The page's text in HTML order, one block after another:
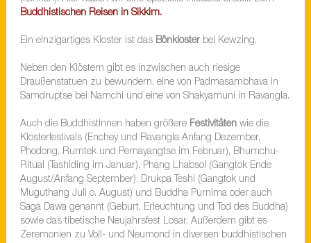
Buddhistischen Reisen in Sikkim.
Ein einzigartiges Kloster ist das Bönklosterbei Kewzing.
Neben den Klöstern gibt es inzwischen auch riesige
Draußenstatuen zu bewundern, eine von Padmasambhava in
Samdruptse bei Namchi und eine von Shakyamuni in Ravangla.
Auch die BuddhistInnen haben größere Festivitätenwie die
Klosterfestivals (Enchey und Ravangla Anfang Dezember,
Phodong, Rumtek und Pemayangtse im Februar), Bhumchu-
Ritual (Tashiding im Januar), Phang Lhabsol (Gangtok Ende
August/Anfang September), Drukpa Teshi (Gangtok und
Muguthang Juli o. August) und Buddha Purnima oder auch
Saga Dawa genannt (Geburt, Erleuchtung und Tod des Buddha)
sowie das tibetische Neujahrsfest Losar. Außerdem gibt es
Zeremonien zu Voll- und Neumond in diversen buddhistischen